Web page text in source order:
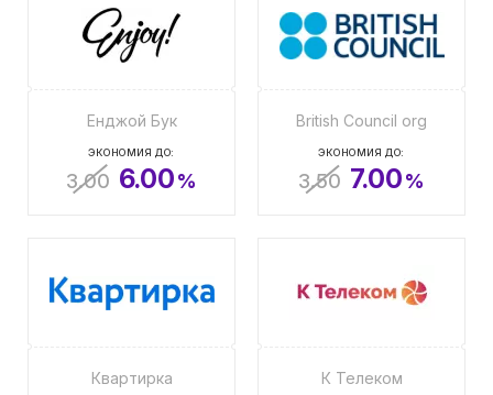
Енджой Бук
ЭКОНОМИЯ ДО:
3.00 6.00%
British Council org
ЭКОНОМИЯ ДО:
3.50 7.00%
Квартирка К Телеком